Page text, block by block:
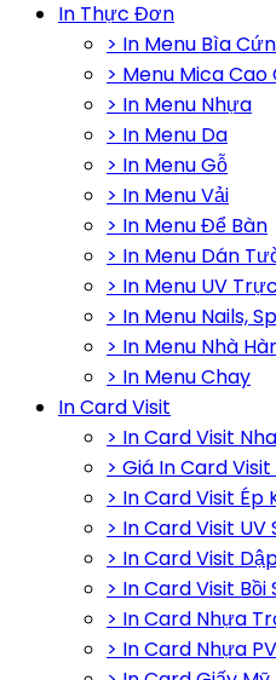
In Thực Đơn
> In Menu Bìa
> Menu Mica Cao
> In Menu Nhựa
> In Menu Da
> In Menu Gỗ
> In Menu Vải
> In Menu Để Bàn
> In Menu Dán
> In Menu UV
> In Menu Nails,
> In Menu Nhà
> In Menu Chay
In Card Visit
> In Card Visit
> Giá In Card
> In Card Visit Ép
> In Card Visit UV
> In Card Visit
> In Card Visit Bồi
> In Card Nhựa
> In Card Nhựa